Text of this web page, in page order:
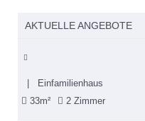
AKTUELLE ANGEBOTE
| Einfamilienhaus
33m²
2 Zimmer